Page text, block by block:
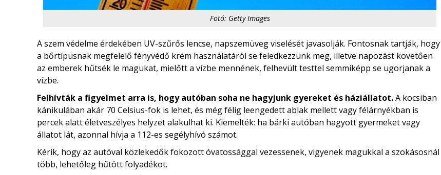
Fotó: Getty Images
A szem védelme érdekében UV-szűrős lencse, napszemüveg viselését javasolják. Fontosnak tartják, hogy
a bőrtípusnak megfelelő fényvédő krém használatáról se feledkezzünk meg, illetve napozást követően
az emberek hűtsék le magukat, mielőtt a vízbe mennének, felhevült testtel semmiképp se ugorjanak a
vízbe.
Felhívták a figyelmet arra is, hogy autóban soha ne hagyjunk gyereket és háziállatot.A kocsiban
kánikulában akár 70 Celsius-fok is lehet, és még félig leengedett ablak mellett vagy félárnyékban is
percek alatt életveszélyes helyzet alakulhat ki. Kiemelték: ha bárki autóban hagyott gyermeket vagy
állatot lát, azonnal hívja a 112-es segélyhívó számot.
Kérik, hogy az autóval közlekedők fokozott óvatossággal vezessenek, vigyenek magukkal a szokásosnál
több, lehetőleg hűtött folyadékot.